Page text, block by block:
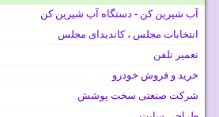
آب شیرین کن - دستگاه آب شیرین کن
انتخابات مجلس ، کاندیدای مجلس
تعمیر تلفن
خرید و فروش خودرو
شرکت صنعتی سخت پوشش